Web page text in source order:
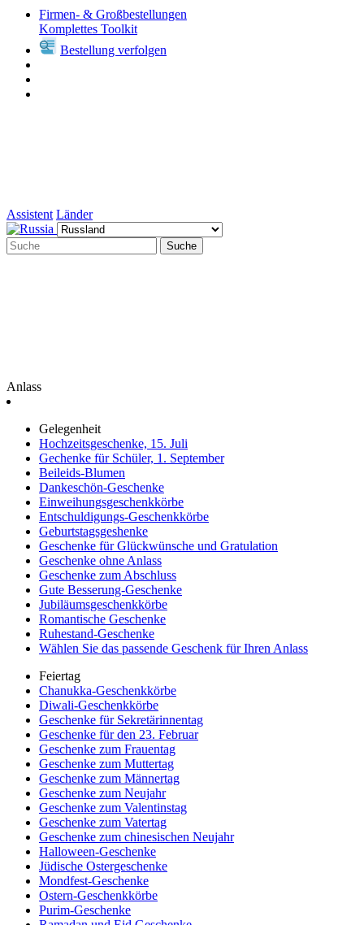
Firmen- & Großbestellungen
Komplettes Toolkit
Bestellung verfolgen
Assistent Länder
Suche
Anlass
Gelegenheit
Hochzeitsgeschenke, 15. Juli
Gechenke für Schüler, 1. September
Beileids-Blumen
Dankeschön-Geschenke
Einweihungsgeschenkkörbe
Entschuldigungs-Geschenkkörbe
Geburtstagsgeshenke
Geschenke für Glückwünsche und Gratulation
Geschenke ohne Anlass
Geschenke zum Abschluss
Gute Besserung-Geschenke
Jubiläumsgeschenkkörbe
Romantische Geschenke
Ruhestand-Geschenke
Wählen Sie das passende Geschenk für Ihren Anlass
Feiertag
Chanukka-Geschenkkörbe
Diwali-Geschenkkörbe
Geschenke für Sekretärinnentag
Geschenke für den 23. Februar
Geschenke zum Frauentag
Geschenke zum Muttertag
Geschenke zum Männertag
Geschenke zum Neujahr
Geschenke zum Valentinstag
Geschenke zum Vatertag
Geschenke zum chinesischen Neujahr
Halloween-Geschenke
Jüdische Ostergeschenke
Mondfest-Geschenke
Ostern-Geschenkkörbe
Purim-Geschenke